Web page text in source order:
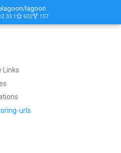
lagoon
602 157
Links
urls